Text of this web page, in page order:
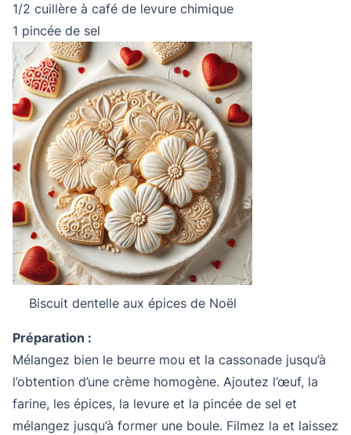
1/2 cuillère à café de levure chimique
1 pincée de sel
Biscuit dentelle aux épices de Noël
Préparation :
Mélangez bien le beurre mou et la cassonade jusqu’à
l’obtention d’une crème homogène. Ajoutez l’œuf, la
farine, les épices, la levure et la pincée de sel et
mélangez jusqu’à former une boule. Filmez la et laissez